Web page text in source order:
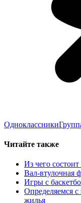
Одноклассники
Читайте также
Из чего
Вал-втулочная
Игры с
Определяемся
жилья